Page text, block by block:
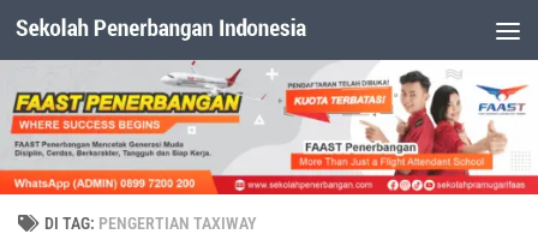
Dibawah Konten
DI TAG: PENGERTIAN TAXIWAY